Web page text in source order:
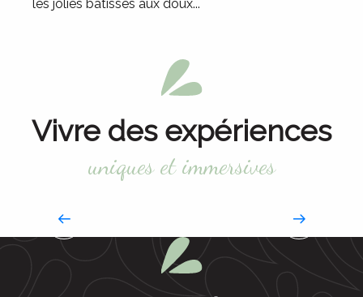
les jolies bâtisses aux doux...
Vivre des expériences
uniques et immersives